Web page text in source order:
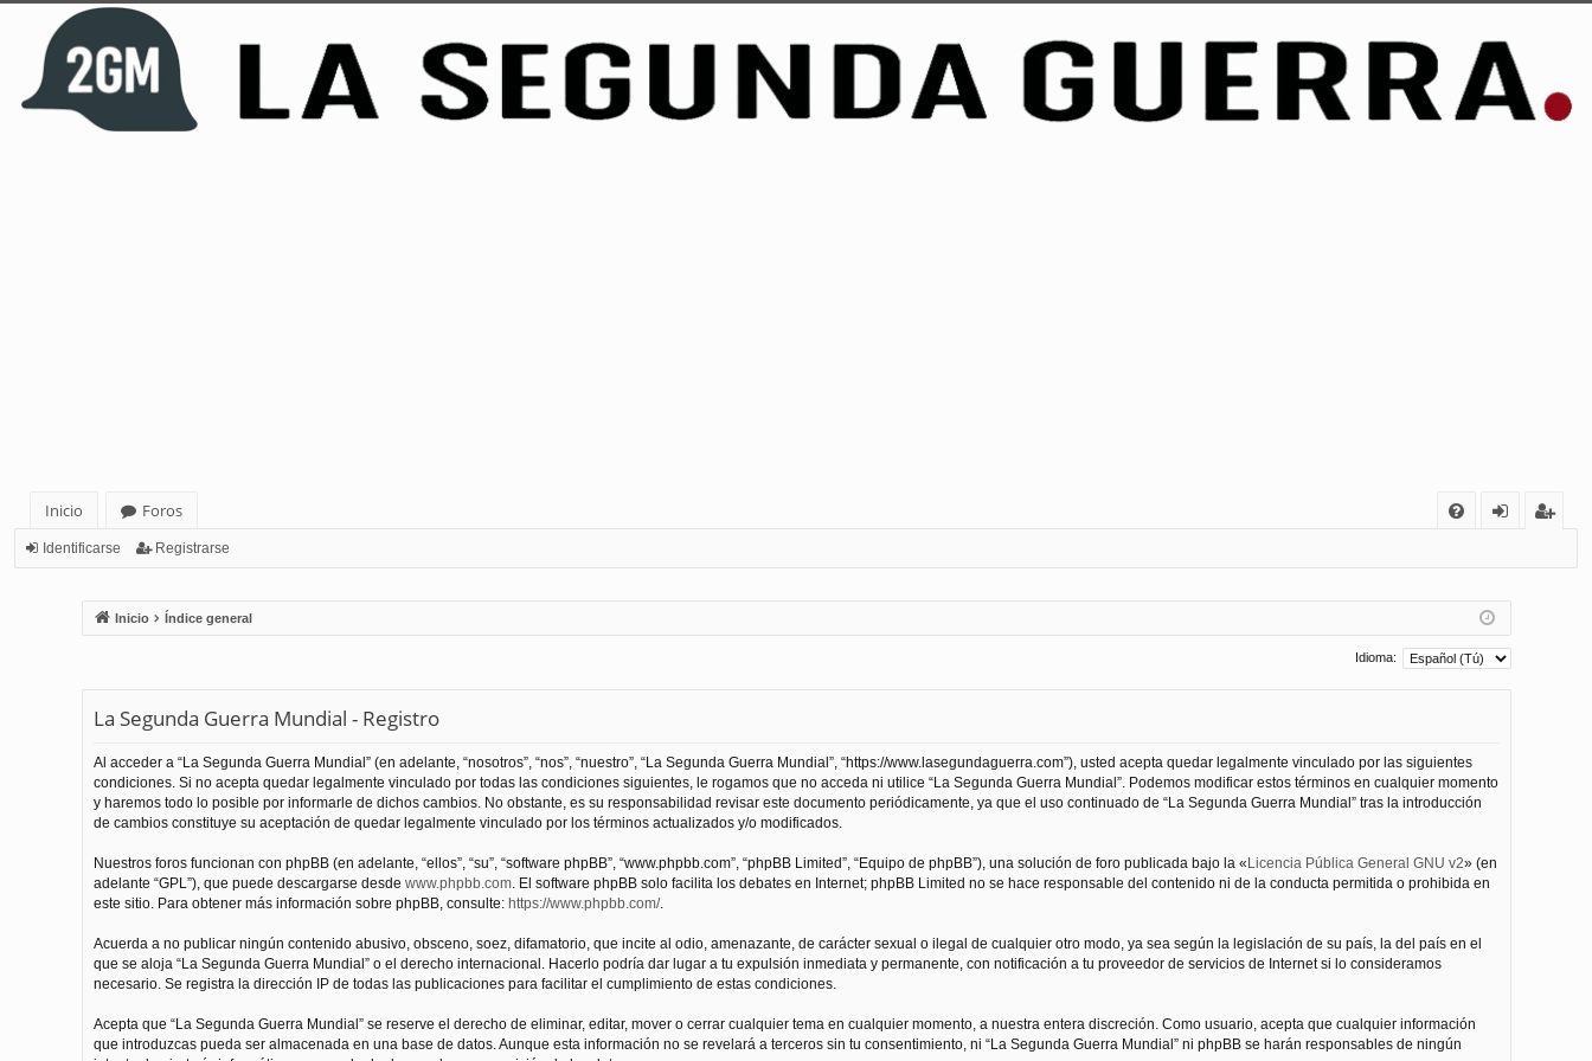
Inicio
Foros
ca
rs
Identificarse Registrarse
Inicio Índice general
Idioma:
La Segunda Guerra Mundial - Registro
Al acceder a “La Segunda Guerra Mundial” (en adelante, “nosotros”, “nos”, “nuestro”, “La Segunda Guerra Mundial”, “https://www.lasegundaguerra.com”), usted acepta quedar legalmente vinculado por las siguientes
condiciones. Si no acepta quedar legalmente vinculado por todas las condiciones siguientes, le rogamos que no acceda ni utilice “La Segunda Guerra Mundial”. Podemos modificar estos términos en cualquier momento
y haremos todo lo posible por informarle de dichos cambios. No obstante, es su responsabilidad revisar este documento periódicamente, ya que el uso continuado de “La Segunda Guerra Mundial” tras la introducción
de cambios constituye su aceptación de quedar legalmente vinculado por los términos actualizados y/o modificados.
Nuestros foros funcionan con phpBB (en adelante, “ellos”, “su”, “software phpBB”, “www.phpbb.com”, “phpBB Limited”, “Equipo de phpBB”), una solución de foro publicada bajo la « Licencia Pública General GNU v2» (en
adelante “GPL”), que puede descargarse desde www.phpbb.com. El software phpBB solo facilita los debates en Internet; phpBB Limited no se hace responsable del contenido ni de la conducta permitida o prohibida en
este sitio. Para obtener más información sobre phpBB, consulte: https://www.phpbb.com/.
Acuerda a no publicar ningún contenido abusivo, obsceno, soez, difamatorio, que incite al odio, amenazante, de carácter sexual o ilegal de cualquier otro modo, ya sea según la legislación de su país, la del país en el
que se aloja “La Segunda Guerra Mundial” o el derecho internacional. Hacerlo podría dar lugar a tu expulsión inmediata y permanente, con notificación a tu proveedor de servicios de Internet si lo consideramos
necesario. Se registra la dirección IP de todas las publicaciones para facilitar el cumplimiento de estas condiciones.
Acepta que “La Segunda Guerra Mundial” se reserve el derecho de eliminar, editar, mover o cerrar cualquier tema en cualquier momento, a nuestra entera discreción. Como usuario, acepta que cualquier información
que introduzcas pueda ser almacenada en una base de datos. Aunque esta información no se revelará a terceros sin tu consentimiento, ni “La Segunda Guerra Mundial” ni phpBB se harán responsables de ningún